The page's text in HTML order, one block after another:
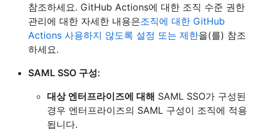
참조하세요. GitHub Actions에 대한 조직 수준 권한
관리에 대한 자세한 내용은조직에 대한 GitHub
Actions 사용하지 않도록 설정 또는 제한을(를) 참조
하세요.
SAML SSO 구성:
대상 엔터프라이즈에 대해 SAML SSO가 구성된
경우 엔터프라이즈의 SAML 구성이 조직에 적용
됩니다.